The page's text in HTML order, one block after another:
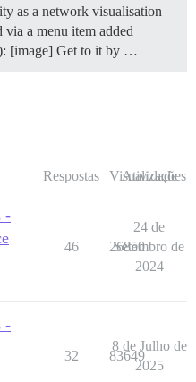
as a network visualisation
a menu item added
[image] Get to it by …
Respostas Visualizações
Atividade
-
46 26850
24 de
Setembro de
2024
-
32 83649
8 de Julho de
2025